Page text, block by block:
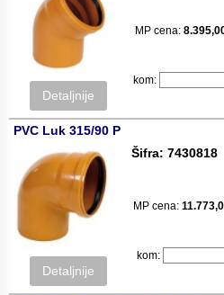
Detaljnije
MP cena:
kom:
PVC Luk 315/90 P
Detaljnije
Šifra: 7430818
MP cena:
kom: